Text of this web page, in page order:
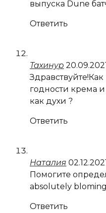
выпуска Dune
Ответить
Тахинур
годности крема
как духи ?
Ответить
Наталия
Помогите
absolutely
Ответить